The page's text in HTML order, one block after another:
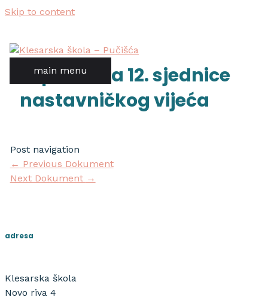
Skip to content
main menu
zapisnik sa 12. sjednice
nastavničkog vijeća
Post navigation
← Previous Dokument
Next Dokument →
adresa
Klesarska škola
Novo riva 4